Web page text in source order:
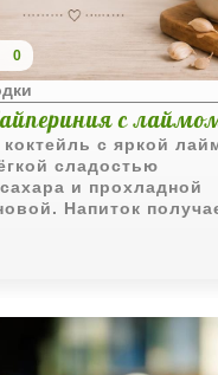
0
с
с яркой
сладостью
и прохладной
Напиток
и отлично
жаркой погоды.